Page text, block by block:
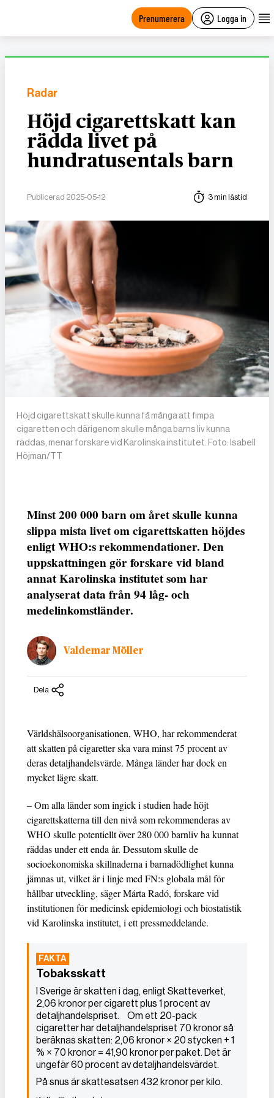
Prenumerera Logga in
Radar
Höjd cigarettskatt kan
rädda livet på
hundratusentals barn
Publicerad 2025-05-12 3 min lästid
Höjd cigarettskatt skulle kunna få många att fimpa
cigaretten och därigenom skulle många barns liv kunna
räddas, menar forskare vid Karolinska institutet. Foto: Isabell
Höjman/TT
Minst 200 000 barn om året skulle kunna
slippa mista livet om cigarettskatten höjdes
enligt WHO:s rekommendationer. Den
uppskattningen gör forskare vid bland
annat Karolinska institutet som har
analyserat data från 94 låg- och
medelinkomstländer.
Valdemar Möller
Dela
Världshälsoorganisationen, WHO, har rekommenderat
att skatten på cigaretter ska vara minst 75 procent av
deras detaljhandelsvärde. Många länder har dock en
mycket lägre skatt.
– Om alla länder som ingick i studien hade höjt
cigarettskatterna till den nivå som rekommenderas av
WHO skulle potentiellt över 280 000 barnliv ha kunnat
räddas under ett enda år. Dessutom skulle de
socioekonomiska skillnaderna i barnadödlighet kunna
jämnas ut, vilket är i linje med FN:s globala mål för
hållbar utveckling, säger Márta Radó, forskare vid
institutionen för medicinsk epidemiologi och biostatistik
vid Karolinska institutet, i ett pressmeddelande.
Tobaksskatt
I Sverige är skatten i dag, enligt Skatteverket,
2,06 kronor per cigarett plus 1 procent av
detaljhandelspriset. Om ett 20-pack
cigaretter har detaljhandelspriset 70 kronor så
beräknas skatten: 2,06 kronor × 20 stycken + 1
% × 70 kronor = 41,90 kronor per paket. Det är
ungefär 60 procent av detaljhandelsvärdet.
På snus är skattesatsen 432 kronor per kilo.